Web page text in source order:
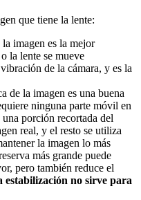
que tiene la lente:
imagen es la mejor
la lente se mueve
de la cámara, y es la
de la imagen es una buena
ninguna parte móvil en
porción recortada del
real, y el resto se utiliza
la imagen lo más
más grande puede
pero también reduce el
estabilización no sirve para